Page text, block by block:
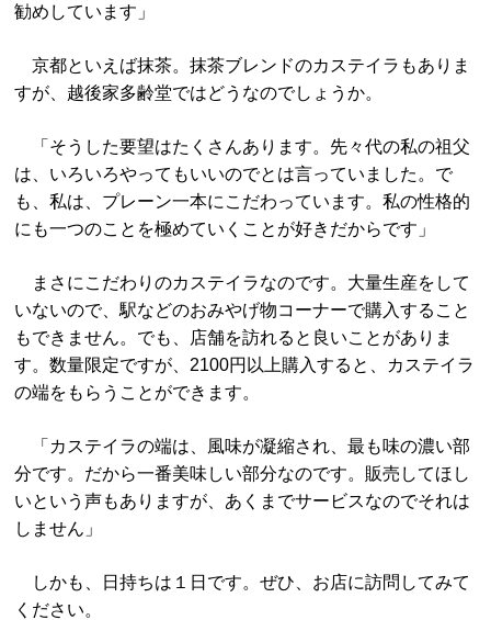
勧めしています」
京都といえば抹茶。抹茶ブレンドのカステイラもありま
すが、越後家多齢堂ではどうなのでしょうか。
「そうした要望はたくさんあります。先々代の私の祖父
は、いろいろやってもいいのでとは言っていました。で
も、私は、プレーン一本にこだわっています。私の性格的
にも一つのことを極めていくことが好きだからです」
まさにこだわりのカステイラなのです。大量生産をして
いないので、駅などのおみやげ物コーナーで購入すること
もできません。でも、店舗を訪れると良いことがありま
す。数量限定ですが、2100円以上購入すると、カステイラ
の端をもらうことができます。
「カステイラの端は、風味が凝縮され、最も味の濃い部
分です。だから一番美味しい部分なのです。販売してほし
いという声もありますが、あくまでサービスなのでそれは
しません」
しかも、日持ちは１日です。ぜひ、お店に訪問してみて
ください。